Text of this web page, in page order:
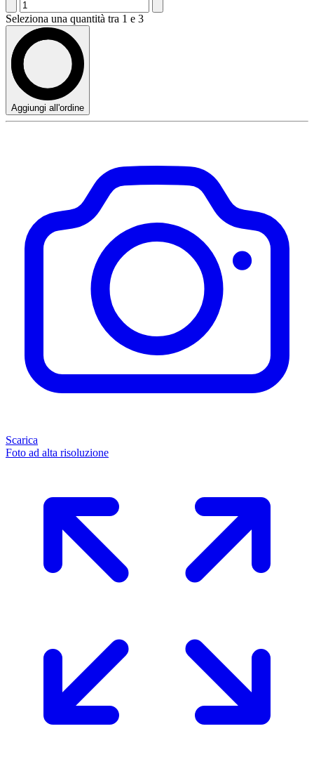
Seleziona una quantità tra 1 e 3
Aggiungi all'ordine
Scarica
Foto ad alta risoluzione